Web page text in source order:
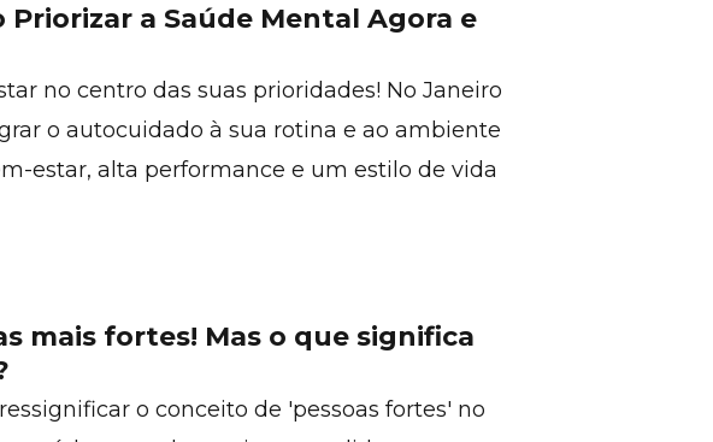
Priorizar a Saúde Mental Agora e
no centro das suas prioridades! No Janeiro
o autocuidado à sua rotina e ao ambiente
estar, alta performance e um estilo de vida
mais fortes! Mas o que significa
o conceito de 'pessoas fortes' no